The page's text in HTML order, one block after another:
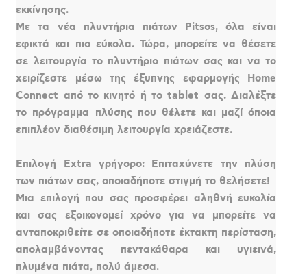
εκκίνησης.
Με τα νέα πλυντήρια πιάτων Pitsos, όλα είναι
εφικτά και πιο εύκολα. Τώρα, μπορείτε να θέσετε
σε λειτουργία το πλυντήριο πιάτων σας και να το
χειρίζεστε μέσω της έξυπνης εφαρμογής Home
Connect από το κινητό ή το tablet σας. Διαλέξτε
το πρόγραμμα πλύσης που θέλετε και μαζί όποια
επιπλέον διαθέσιμη λειτουργία χρειάζεστε.
Επιλογή Extra γρήγορο: Επιταχύνετε την πλύση
των πιάτων σας, οποιαδήποτε στιγμή το θελήσετε!
Μια επιλογή που σας προσφέρει αληθνή ευκολία
και σας εξοικονομεί χρόνο για να μπορείτε να
ανταποκριθείτε σε οποιαδήποτε έκτακτη περίσταση,
απολαμβάνοντας πεντακάθαρα και υγιεινά,
πλυμένα πιάτα, πολύ άμεσα.